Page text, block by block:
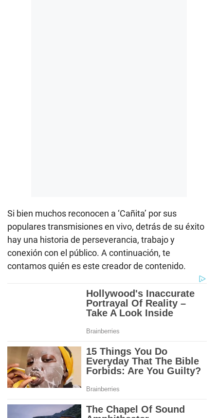
Si bien muchos reconocen a ‘Cañita’ por sus
populares transmisiones en vivo, detrás de su éxito
hay una historia de perseverancia, trabajo y
conexión con el público. A continuación, te
contamos quién es este creador de contenido.